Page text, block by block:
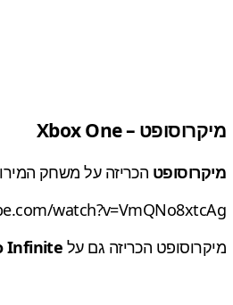
מיקרוסופט – Xbox One
מיקרוסופט הכריזה על משחק
watch?v=VmQNo8xtcAg
מיקרוסופט הכריזה גם על Infinite